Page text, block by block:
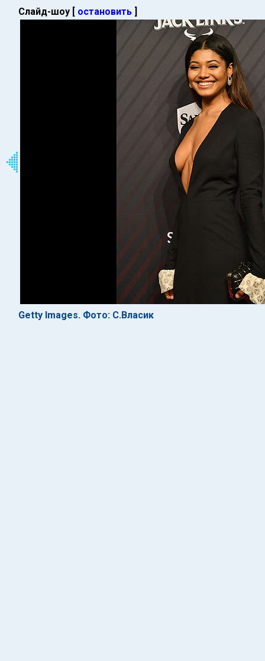
Слайд-шоу [ остановить ]
Getty Images. Фото: С.Власик